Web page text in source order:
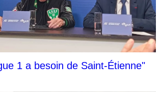
1 a besoin de Saint-Étienne"